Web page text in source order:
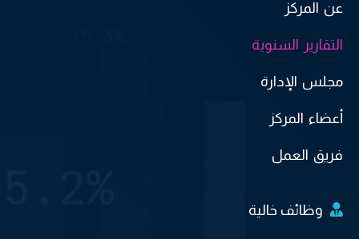
عن المركز
التقارير السنوية
مجلس الإدارة
أعضاء المركز
فريق العمل
وظائف خالية